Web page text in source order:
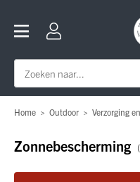
Home > Outdoor > Verzorging
Zonnebescherming